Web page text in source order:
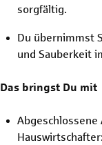
sorgfältig.
Du übernimmst
und Sauberkeit
Das bringst Du mit
Abgeschlossene